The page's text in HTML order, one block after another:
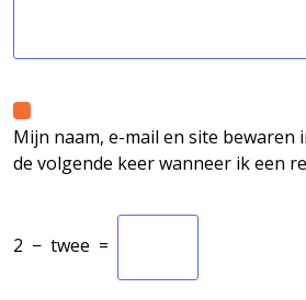
Mijn naam, e-mail en site bewaren
de volgende keer wanneer ik een
2 − twee =